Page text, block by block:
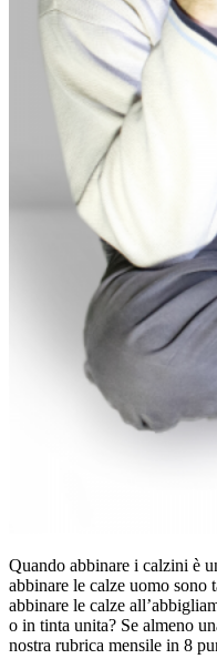
Quando abbinare i calzini è
abbinare le calze uomo sono
abbinare le calze
o in tinta unita? Se almeno
nostra rubrica mensile in 8